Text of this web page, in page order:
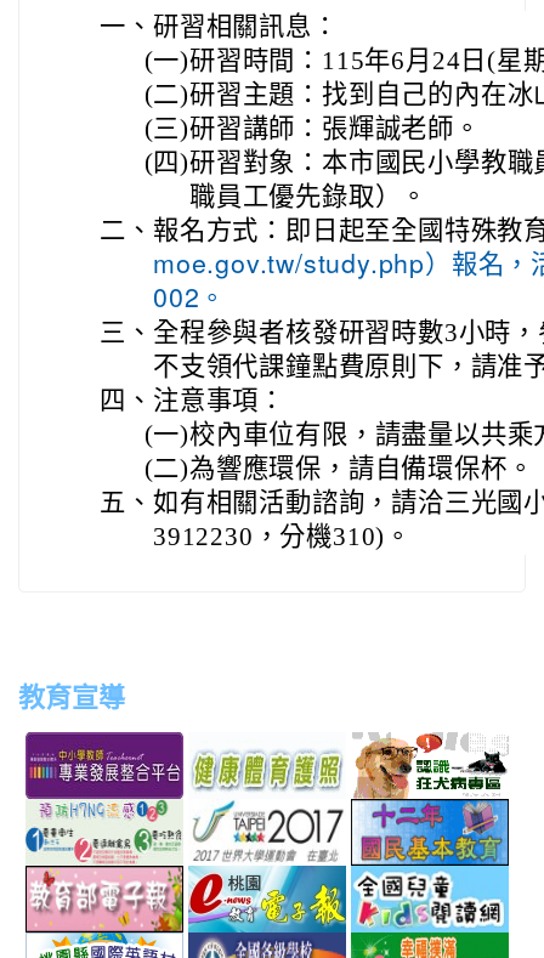
一、 研習相關訊息：
(一)研習時間：115年6月24日(星
(二)研習主題：找到自己的內在冰
(三)研習講師：張輝誠老師。
(四)研習對象：本市國民小學教
職員工優先錄取）。
二、 報名方式：即日起至全國特殊教
moe.gov.tw/study.php）報名，
002。
三、 全程參與者核發研習時數3小時
不支領代課鐘點費原則下，請准
四、 注意事項：
(一)校內車位有限，請盡量以共乘
(二)為響應環保，請自備環保杯。
五、 如有相關活動諮詢，請洽三光國
3912230，分機310)。
教育宣導
to
http://teachernet.moe.edu.tw/MAIN/index.aspx
link
to
https://airtw.epa.gov.tw/
link
to
http://
link
link
to
http://www.perdc.ntnu.edu.tw/anti-
flu/catalog.php?
MainCatalogID=2
link
http://
link
to
http://epaper.edu.tw/
link
to
http://163.30.192.132/
link
link